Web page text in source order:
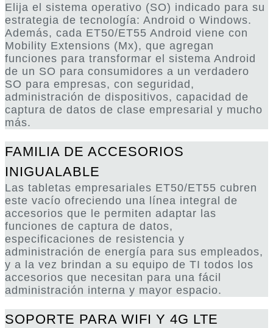
Elija el sistema operativo (SO) indicado para su
estrategia de tecnología: Android o Windows.
Además, cada ET50/ET55 Android viene con
Mobility Extensions (Mx), que agregan
funciones para transformar el sistema Android
de un SO para consumidores a un verdadero
SO para empresas, con seguridad,
administración de dispositivos, capacidad de
captura de datos de clase empresarial y mucho
más.
FAMILIA DE ACCESORIOS
INIGUALABLE
Las tabletas empresariales ET50/ET55 cubren
este vacío ofreciendo una línea integral de
accesorios que le permiten adaptar las
funciones de captura de datos,
especificaciones de resistencia y
administración de energía para sus empleados,
y a la vez brindan a su equipo de TI todos los
accesorios que necesitan para una fácil
administración interna y mayor espacio.
SOPORTE PARA WIFI Y 4G LTE